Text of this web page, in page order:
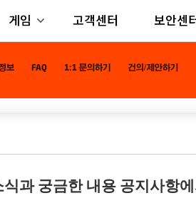
게임 고객센터 보안센
과 궁금한 내용 공지사항